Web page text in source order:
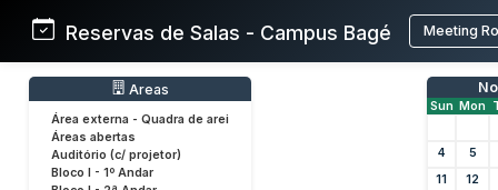
Reservas de Salas - Campus Bagé Meeting
Areas
Área externa - Quadra de arei
Áreas abertas
Auditório (c/ projetor)
Bloco I - 1º Andar
Sun Mon
4
5
11
12